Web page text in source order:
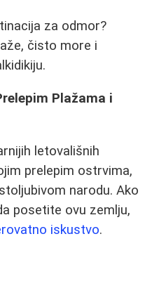
za odmor?
čisto more i
Plažama i
letovališnih
prelepim ostrvima,
narodu. Ako
posetite ovu zemlju,
iskustvo.